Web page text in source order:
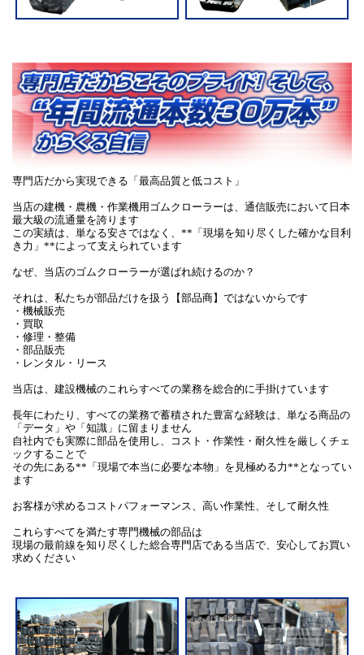
専門店だから実現できる「最高品質と低コスト」
当店の建機・農機・作業機用ゴムクローラーは、通信販売において日本
最大級の流通量を誇ります
この実績は、単なる安さではなく、**「現場を知り尽くした確かな目利
き力」**によって支えられています
なぜ、当店のゴムクローラーが選ばれ続けるのか？
それは、私たちが部品だけを扱う【部品商】ではないからです
・機械販売
・買取
・修理・整備
・部品販売
・レンタル・リース
当店は、建設機械のこれらすべての業務を総合的に手掛けています
長年にわたり、すべての業務で蓄積された豊富な経験は、単なる商品の
「データ」や「知識」に留まりません
自社内でも実際に部品を使用し、コスト・作業性・耐久性を厳しくチェ
ックすることで
その先にある**「現場で本当に必要な本物」を見極める力**となってい
ます
お客様が求めるコストパフォーマンス、高い作業性、そして耐久性
これらすべてを満たす専門機械の部品は
現場の最前線を知り尽くした総合専門店である当店で、安心してお買い
求めください